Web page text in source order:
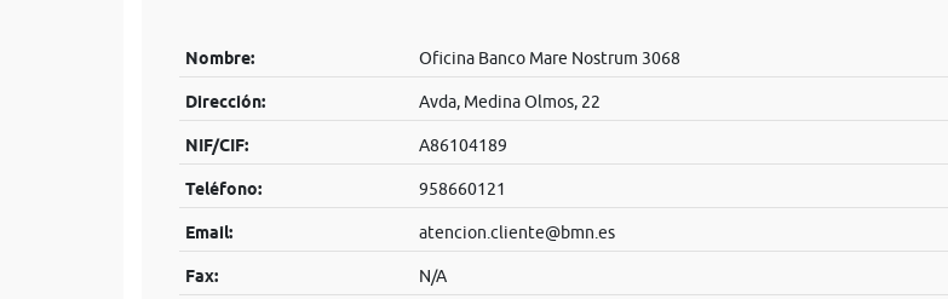
Nombre: Oficina Banco Mare Nostrum 3068
Dirección: Avda, Medina Olmos, 22
NIF/CIF: A86104189
Teléfono: 958660121
Email: atencion.cliente@bmn.es
Fax: N/A